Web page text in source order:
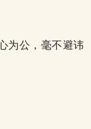
为公，毫不避讳